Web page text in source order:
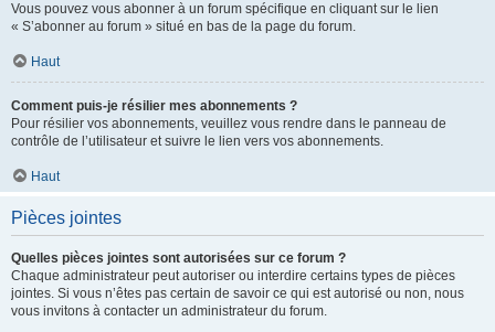
Vous pouvez vous abonner à un forum spécifique en cliquant sur le lien
« S’abonner au forum » situé en bas de la page du forum.
Haut
Comment puis-je résilier mes abonnements ?
Pour résilier vos abonnements, veuillez vous rendre dans le panneau de
contrôle de l’utilisateur et suivre le lien vers vos abonnements.
Haut
Pièces jointes
Quelles pièces jointes sont autorisées sur ce forum ?
Chaque administrateur peut autoriser ou interdire certains types de pièces
jointes. Si vous n’êtes pas certain de savoir ce qui est autorisé ou non, nous
vous invitons à contacter un administrateur du forum.